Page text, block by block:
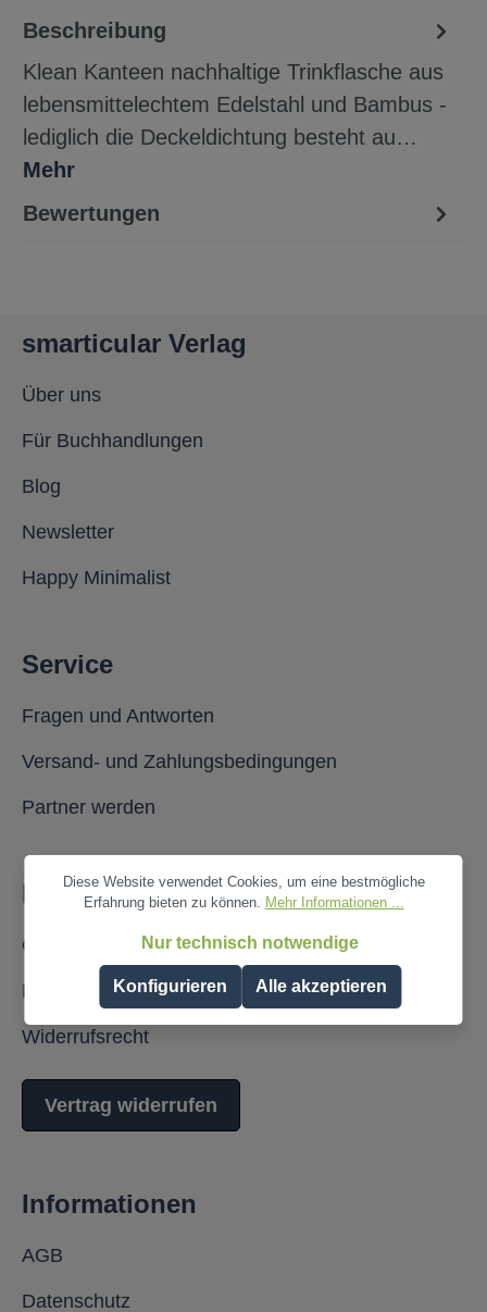
Beschreibung
Klean Kanteen nachhaltige Trinkflasche aus
lebensmittelechtem Edelstahl und Bambus -
lediglich die Deckeldichtung besteht au…
Mehr
Bewertungen
smarticular Verlag
Über uns
Für Buchhandlungen
Blog
Newsletter
Happy Minimalist
Service
Fragen und Antworten
Versand- und Zahlungsbedingungen
Partner werden
Hilfe
Cookie-Voreinstellungen
Kontaktformular
Widerrufsrecht
Vertrag widerrufen
Informationen
AGB
Datenschutz
Diese Website verwendet Cookies, um eine bestmögliche
Erfahrung bieten zu können. Mehr Informationen ...
Nur technisch notwendige
Konfigurieren Alle akzeptieren